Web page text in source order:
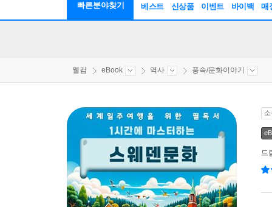
빠른분야찾기 베스트 신상품 이벤트 바이백 매
웰컴 eBook 역사 풍속/문화이야기
드